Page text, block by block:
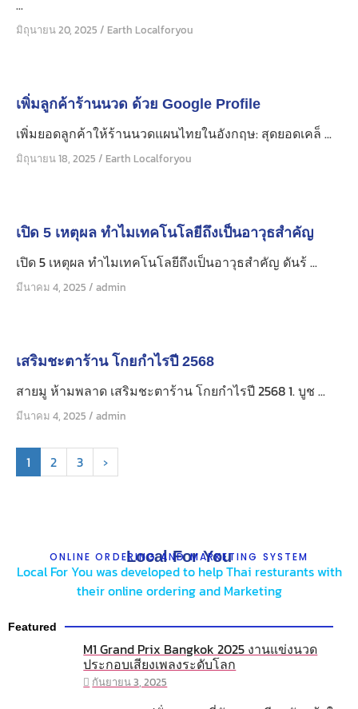
...
มิถุนายน 20, 2025 / Earth Localforyou
เพิ่มลูกค้าร้านนวด ด้วย Google Profile
เพิ่มยอดลูกค้าให้ร้านนวดแผนไทยในอังกฤษ: สุดยอดเคล็ ...
มิถุนายน 18, 2025 / Earth Localforyou
เปิด 5 เหตุผล ทำไมเทคโนโลยีถึงเป็นอาวุธสำคัญ
เปิด 5 เหตุผล ทำไมเทคโนโลยีถึงเป็นอาวุธสำคัญ ดันร้ ...
มีนาคม 4, 2025 / admin
เสริมชะตาร้าน โกยกำไรปี 2568
สายมู ห้ามพลาด เสริมชะตาร้าน โกยกำไรปี 2568 1. บูช ...
มีนาคม 4, 2025 / admin
1 2 3 ›
Local For You
ONLINE ORDERING AND MARKETING SYSTEM
Local For You was developed to help Thai resturants with
their online ordering and Marketing
Featured
M1 Grand Prix Bangkok 2025 งานแข่งนวด
ประกอบเสียงเพลงระดับโลก
กันยายน 3, 2025